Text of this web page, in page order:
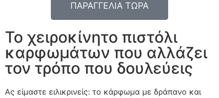
ΠΑΡΑΓΓΕΛΙΑ ΤΩΡΑ
Το χειροκίνητο πιστόλι
καρφωμάτων που αλλάζει
τον τρόπο που δουλεύεις
Ας είμαστε ειλικρινείς: το κάρφωμα με δράπανο και